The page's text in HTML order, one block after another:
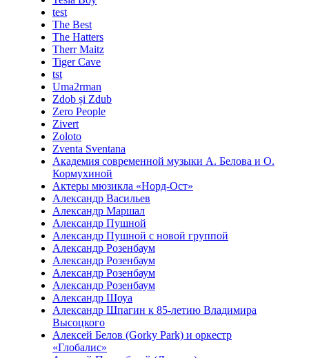
test
The Best
The Hatters
Therr Maitz
Tiger Cave
tst
Uma2rman
Zdob și Zdub
Zero People
Zivert
Zoloto
Zventa Sventana
Академия современной музыки А. Белова и О.
Кормухиной
Актеры мюзикла «Норд-Ост»
Александр Васильев
Александр Маршал
Александр Пушной
Александр Пушной с новой группой
Александр Розенбаум
Александр Розенбаум
Александр Розенбаум
Александр Розенбаум
Александр Шоуа
Александр Шпагин к 85-летию Владимира
Высоцкого
Алексей Белов (Gorky Park) и оркестр
«Глобалис»